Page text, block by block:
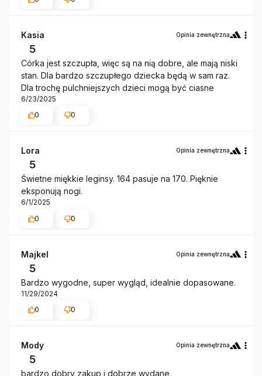
Kasia Opinia zewnętrzna
5
Córka jest szczupła, więc są na nią dobre, ale mają niski
stan. Dla bardzo szczupłego dziecka będą w sam raz.
Dla trochę pulchniejszych dzieci mogą być ciasne
6/23/2025
0
0
Lora Opinia zewnętrzna
5
Świetne miękkie leginsy. 164 pasuje na 170. Pięknie
eksponują nogi.
6/1/2025
0
0
Majkel Opinia zewnętrzna
5
Bardzo wygodne, super wygląd, idealnie dopasowane.
11/29/2024
0
0
Mody Opinia zewnętrzna
5
bardzo dobry zakup i dobrze wydane